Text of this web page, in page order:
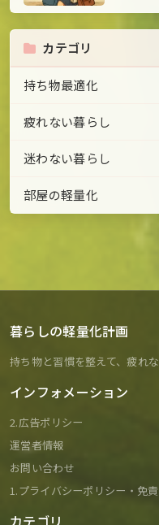
カテゴリ
持ち物最適化
疲れない暮らし
迷わない暮らし
部屋の軽量化
暮らしの軽量化計画
持ち物と習慣を整えて、疲れ
インフォメーション
2.広告ポリシー
運営者情報
お問い合わせ
1.プライバシーポリシー・免
カテゴリ